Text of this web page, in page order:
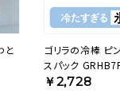
と
ゴリラの冷棒 ピ
スパック
￥2,728